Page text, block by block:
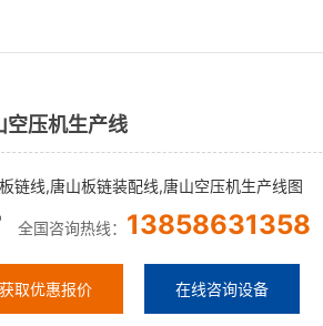
空压机生产线
链线,唐山板链装配线,唐山空压机生产线图
全国咨询热线： 13858631358
获取优惠报价 在线咨询设备